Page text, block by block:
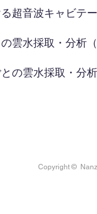
超音波キャビテ
雲水採取・分析
の雲水採取・分
Copyright ©